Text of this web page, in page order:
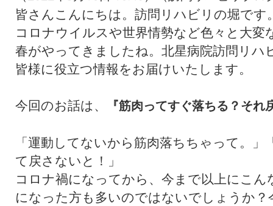
皆さんこんにちは。訪問リハビリの堀です
コロナウイルスや世界情勢など色々と大変
春がやってきましたね。北星病院訪問リハ
皆様に役立つ情報をお届けいたします。
今回のお話は、 『筋肉ってすぐ落ちる？それ
「運動してないから筋肉落ちちゃって。
て戻さないと！」
コロナ禍になってから、今まで以上にこ
になった方も多いのではないでしょうか